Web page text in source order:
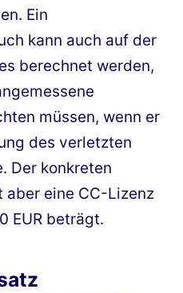
Ein
kann auch auf der
berechnet werden,
müssen, wenn er
des verletzten
Der konkreten
eine CC-Lizenz
EUR beträgt.